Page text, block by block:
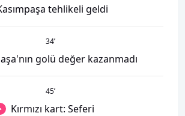
tehlikeli geldi
34’
golü değer kazanmadı
45’
Kırmızı kart: Seferi